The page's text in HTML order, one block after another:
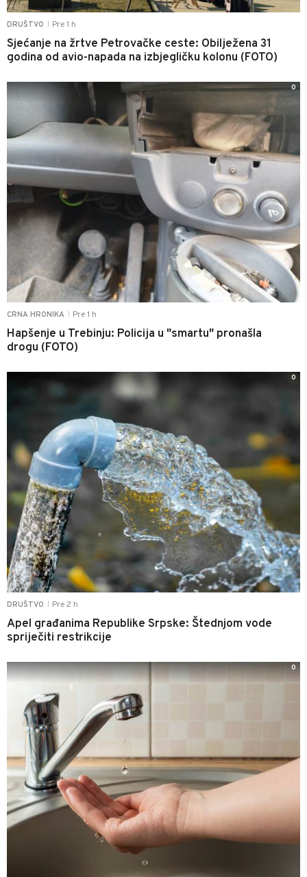
DRUŠTVO Pre 1 h
Sjećanje na žrtve Petrovačke ceste: Obilježena 31
godina od avio-napada na izbjegličku kolonu (FOTO)
CRNA HRONIKA Pre 1 h
Hapšenje u Trebinju: Policija u "smartu" pronašla
drogu (FOTO)
0
DRUŠTVO Pre 2 h
Apel građanima Republike Srpske: Štednjom vode
spriječiti restrikcije
0
0